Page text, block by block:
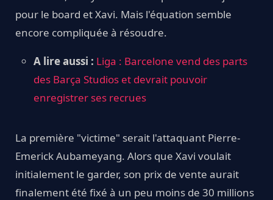
pour le board et Xavi. Mais l'équation semble
encore compliquée à résoudre.
A lire aussi : Liga : Barcelone vend des parts
des Barça Studios et devrait pouvoir
enregistrer ses recrues
La première "victime" serait l'attaquant Pierre-
Emerick Aubameyang. Alors que Xavi voulait
initialement le garder, son prix de vente aurait
finalement été fixé à un peu moins de 30 millions